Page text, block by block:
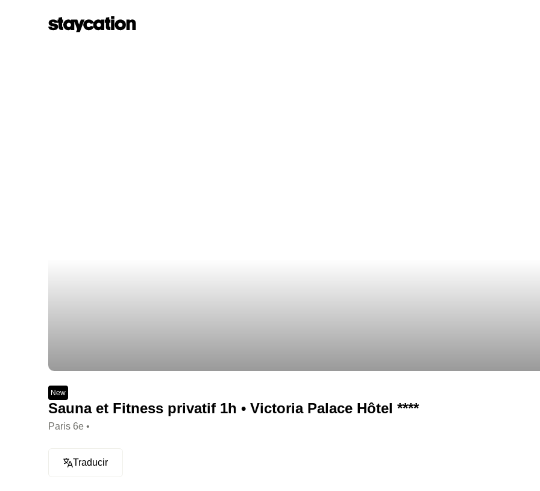
New
Sauna et Fitness privatif 1h • Victoria Palace Hôtel ****
Paris 6e •
Traducir